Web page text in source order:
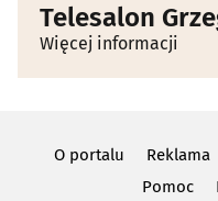
Telesalon
Więcej informacji
O portalu Reklama
Pomoc